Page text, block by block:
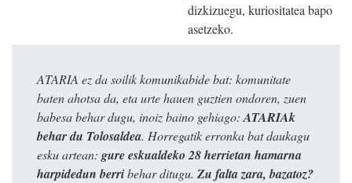
dizkizuegu, kuriositatea bapo
asetzeko.
ATARIA ez da soilik komunikabide bat: komunitate
baten ahotsa da, eta urte hauen guztien ondoren, zuen
babesa behar dugu, inoiz baino gehiago: ATARIAk
behar du Tolosaldea. Horregatik erronka bat daukagu
esku artean: gure eskualdeko 28 herrietan hamarna
harpidedun berribehar ditugu. Zu falta zara, bazatoz?